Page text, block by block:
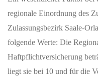
regionale Einordnung des
Zulassungsbezirk Saale-
folgende Werte: Die
Haftpflichtversicherung
liegt sie bei 10 und für die